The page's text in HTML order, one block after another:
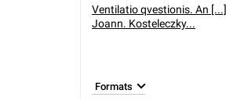
Ventilatio qvestionis. An [...]
Joann. Kosteleczky...
Formats